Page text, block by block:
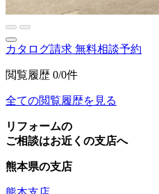
カタログ請求 無料相談予約
閲覧履歴 0/0件
全ての閲覧履歴を見る
リフォームの
ご相談はお近くの支店へ
熊本県の支店